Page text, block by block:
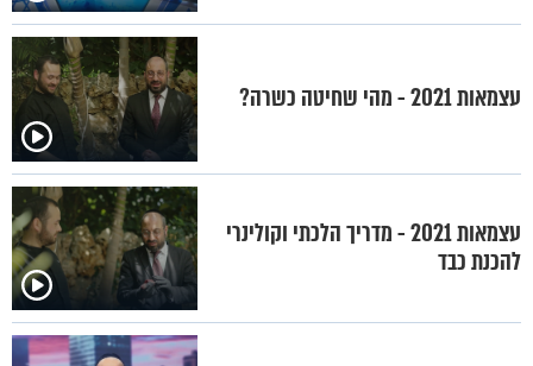
עצמאות 2021 - מהי שחיטה כשרה?
עצמאות 2021 - מדריך הלכתי וקולינרי
להכנת כבד